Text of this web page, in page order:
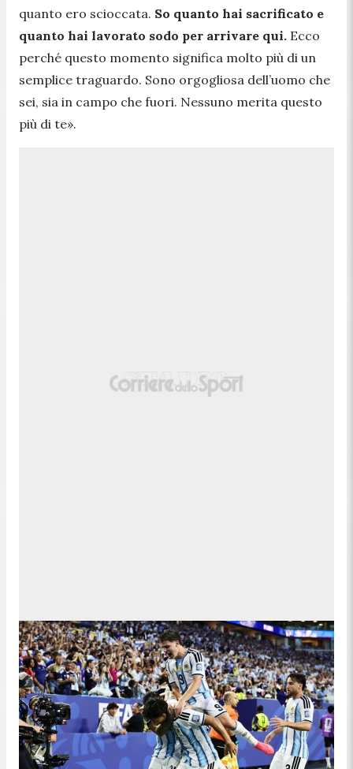
quanto ero scioccata. So quanto hai sacrificato e
quanto hai lavorato sodo per arrivare qui. Ecco
perché questo momento significa molto più di un
semplice traguardo. Sono orgogliosa dell’uomo che
sei, sia in campo che fuori. Nessuno merita questo
più di te».